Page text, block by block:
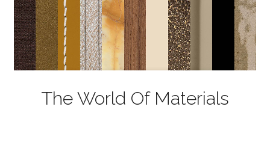
The World Of Materials